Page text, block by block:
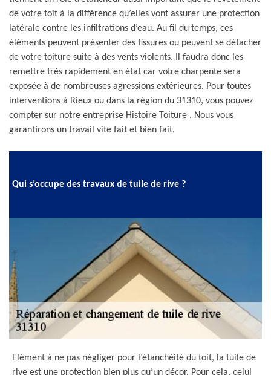
de votre toit à la différence qu’elles vont assurer une protection
latérale contre les infiltrations d’eau. Au fil du temps, ces
éléments peuvent présenter des fissures ou peuvent se détacher
de votre toiture suite à des vents violents. Il faudra donc les
remettre très rapidement en état car votre charpente sera
exposée à de nombreuses agressions extérieures. Pour toutes
interventions à Rieux ou dans la région du 31310, vous pouvez
compter sur notre entreprise Histoire Toiture . Nous vous
garantirons un travail vite fait et bien fait.
Qui s’occupe des travaux de tuile de rive ?
Elément à ne pas négliger pour l’étanchéité du toit, la tuile de
rive est une protection bien plus qu’un décor. Pour cela, celui